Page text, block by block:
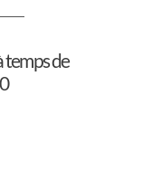
temps de